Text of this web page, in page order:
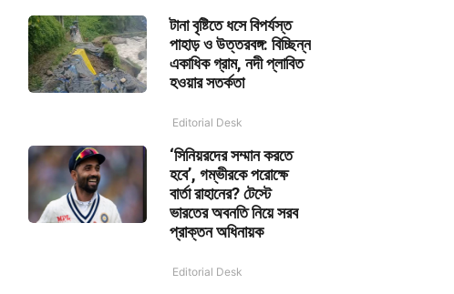
টানা বৃষ্টিতে ধসে বিপর্যস্ত
পাহাড় ও উত্তরবঙ্গ: বিচ্ছিন্ন
একাধিক গ্রাম, নদী প্লাবিত
হওয়ার সতর্কতা
Editorial Desk
‘সিনিয়রদের সম্মান করতে
হবে’, গম্ভীরকে পরোক্ষে
বার্তা রাহানের? টেস্টে
ভারতের অবনতি নিয়ে সরব
প্রাক্তন অধিনায়ক
Editorial Desk